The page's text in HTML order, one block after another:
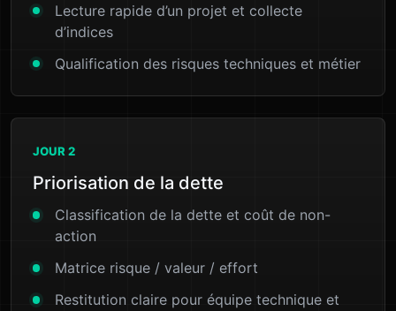
Lecture rapide d’un projet et collecte
d’indices
Qualification des risques techniques et métier
JOUR 2
Priorisation de la dette
Classification de la dette et coût de non-
action
Matrice risque / valeur / effort
Restitution claire pour équipe technique et